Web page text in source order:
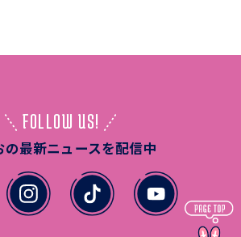
FOLLOW US!
の最新ニュースを配信中